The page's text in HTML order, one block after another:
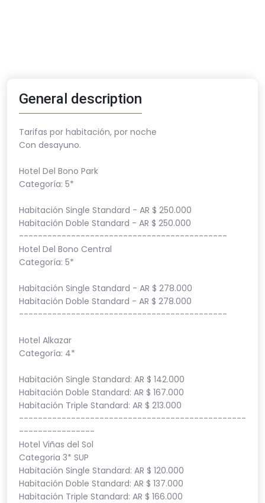
General description
Tarifas por habitación, por noche
Con desayuno.
Hotel Del Bono Park
Categoría: 5*
Habitación Single Standard - AR $ 250.000
Habitación Doble Standard - AR $ 250.000
--------------------------------------------
Hotel Del Bono Central
Categoría: 5*
Habitación Single Standard - AR $ 278.000
Habitación Doble Standard - AR $ 278.000
--------------------------------------------
Hotel Alkazar
Categoría: 4*
Habitación Single Standard: AR $ 142.000
Habitación Doble Standard: AR $ 167.000
Habitación Triple Standard: AR $ 213.000
------------------------------------------------
----------------
Hotel Viñas del Sol
Categoria 3* SUP
Habitación Single Standard: AR $ 120.000
Habitación Doble Standard: AR $ 137.000
Habitación Triple Standard: AR $ 166.000